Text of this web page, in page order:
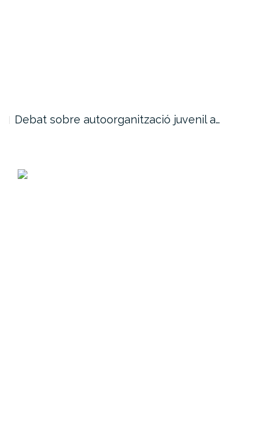
Debat sobre autoorganització juvenil a…